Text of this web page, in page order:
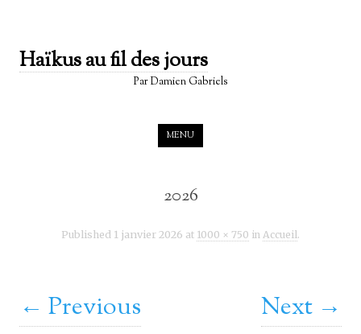
Haïkus au fil des jours
Par Damien Gabriels
MENU
2026
Published 1 janvier 2026 at 1000 × 750 in Accueil.
← Previous Next →